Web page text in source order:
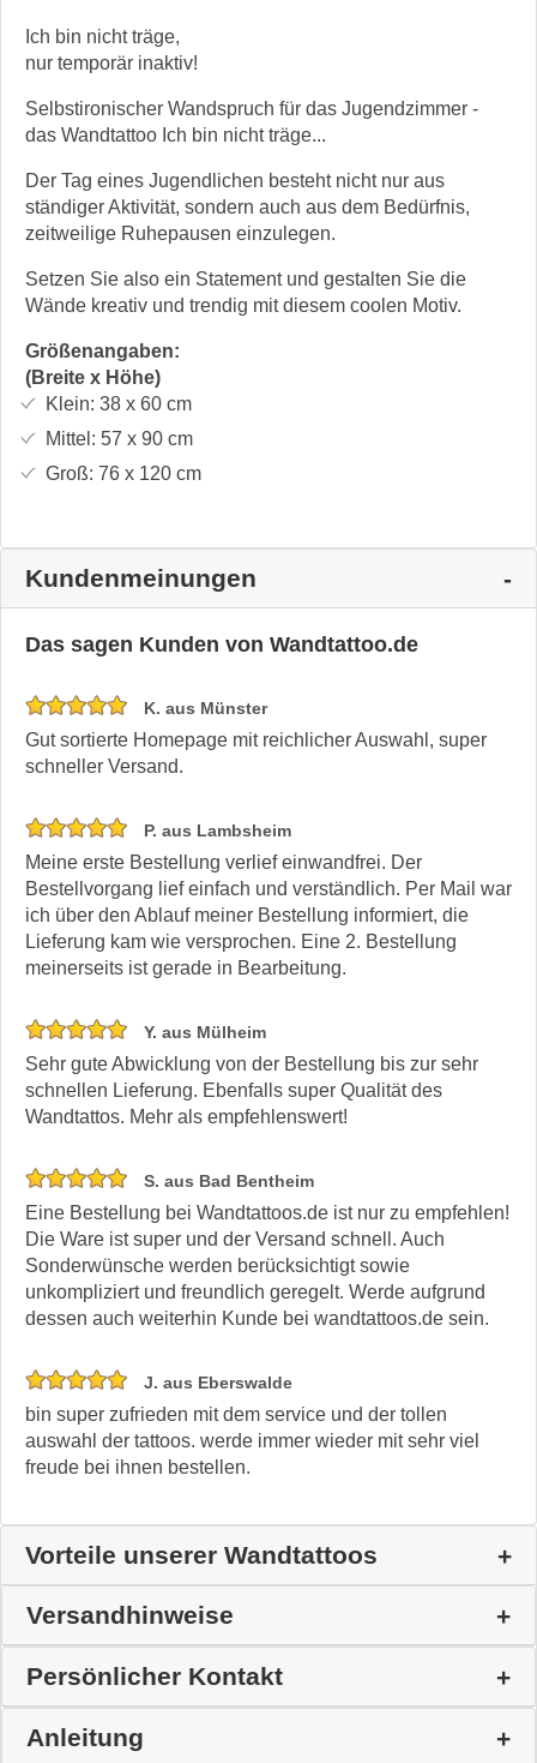
Ich bin nicht träge,
nur temporär inaktiv!
Selbstironischer Wandspruch für das Jugendzimmer -
das Wandtattoo Ich bin nicht träge...
Der Tag eines Jugendlichen besteht nicht nur aus
ständiger Aktivität, sondern auch aus dem Bedürfnis,
zeitweilige Ruhepausen einzulegen.
Setzen Sie also ein Statement und gestalten Sie die
Wände kreativ und trendig mit diesem coolen Motiv.
Größenangaben:
(Breite x Höhe)
Klein: 38 x 60cm
Mittel: 57 x 90cm
Groß: 76 x 120cm
Kundenmeinungen
Das sagen Kunden von Wandtattoo.de
K. aus Münster
Gut sortierte Homepage mit reichlicher Auswahl, super
schneller Versand.
P. aus Lambsheim
Meine erste Bestellung verlief einwandfrei. Der
Bestellvorgang lief einfach und verständlich. Per Mail war
ich über den Ablauf meiner Bestellung informiert, die
Lieferung kam wie versprochen. Eine 2. Bestellung
meinerseits ist gerade in Bearbeitung.
Y. aus Mülheim
Sehr gute Abwicklung von der Bestellung bis zur sehr
schnellen Lieferung. Ebenfalls super Qualität des
Wandtattos. Mehr als empfehlenswert!
S. aus Bad Bentheim
Eine Bestellung bei Wandtattoos.de ist nur zu empfehlen!
Die Ware ist super und der Versand schnell. Auch
Sonderwünsche werden berücksichtigt sowie
unkompliziert und freundlich geregelt. Werde aufgrund
dessen auch weiterhin Kunde bei wandtattoos.de sein.
J. aus Eberswalde
bin super zufrieden mit dem service und der tollen
auswahl der tattoos. werde immer wieder mit sehr viel
freude bei ihnen bestellen.
Vorteile unserer Wandtattoos
Versandhinweise
Persönlicher Kontakt
Anleitung